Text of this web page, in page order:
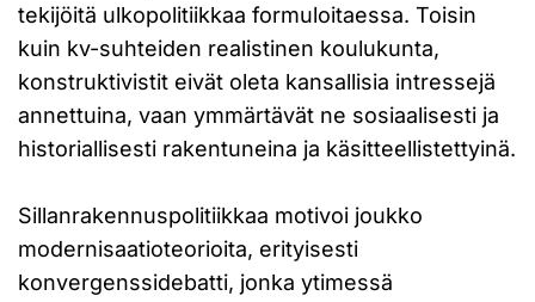
tekijöitä ulkopolitiikkaa formuloitaessa. Toisin
kuin kv-suhteiden realistinen koulukunta,
konstruktivistit eivät oleta kansallisia intressejä
annettuina, vaan ymmärtävät ne sosiaalisesti ja
historiallisesti rakentuneina ja käsitteellistettyinä.
Sillanrakennuspolitiikkaa motivoi joukko
modernisaatioteorioita, erityisesti
konvergenssidebatti, jonka ytimessä